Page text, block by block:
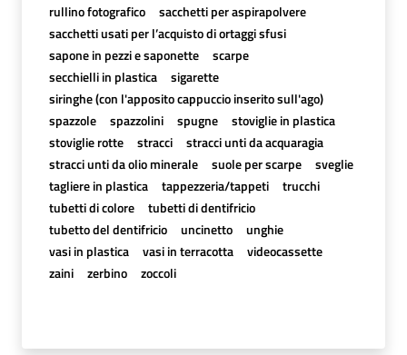
rullino fotografico
sacchetti per aspirapolvere
sacchetti usati per l’acquisto di ortaggi sfusi
sapone in pezzi e saponette
scarpe
secchielli in plastica
sigarette
siringhe (con l'apposito cappuccio inserito sull'ago)
spazzole
spazzolini spugne
stoviglie in plastica
stoviglie rotte
stracci
stracci unti da acquaragia
stracci unti da olio minerale
suole per scarpe
sveglie
tagliere in plastica
tappezzeria/tappeti
trucchi
tubetti di colore
tubetti di dentifricio
tubetto del dentifricio
uncinetto
unghie
vasi in plastica
vasi in terracotta
videocassette
zaini
zerbino zoccoli